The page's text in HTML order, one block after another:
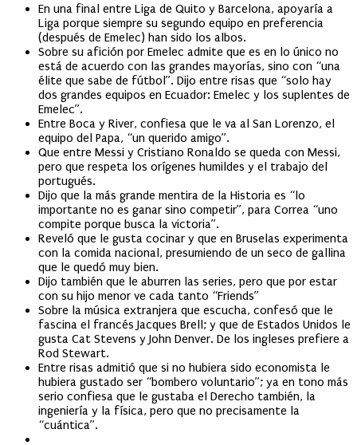
En una final entre Liga de Quito y Barcelona, apoyaría a
Liga porque siempre su segundo equipo en preferencia
(después de Emelec) han sido los albos.
Sobre su afición por Emelec admite que es en lo único no
está de acuerdo con las grandes mayorías, sino con “una
élite que sabe de fútbol”. Dijo entre risas que “solo hay
dos grandes equipos en Ecuador: Emelec y los suplentes de
Emelec”.
Entre Boca y River, confiesa que le va al San Lorenzo, el
equipo del Papa, “un querido amigo”.
Que entre Messi y Cristiano Ronaldo se queda con Messi,
pero que respeta los orígenes humildes y el trabajo del
portugués.
Dijo que la más grande mentira de la Historia es “lo
importante no es ganar sino competir”, para Correa “uno
compite porque busca la victoria”.
Reveló que le gusta cocinar y que en Bruselas experimenta
con la comida nacional, presumiendo de un seco de gallina
que le quedó muy bien.
Dijo también que le aburren las series, pero que por estar
con su hijo menor ve cada tanto “Friends”
Sobre la música extranjera que escucha, confesó que le
fascina el francés Jacques Brell; y que de Estados Unidos le
gusta Cat Stevens y John Denver. De los ingleses prefiere a
Rod Stewart.
Entre risas admitió que si no hubiera sido economista le
hubiera gustado ser “bombero voluntario”; ya en tono más
serio confiesa que le gustaba el Derecho también, la
ingeniería y la física, pero que no precisamente la
“cuántica”.